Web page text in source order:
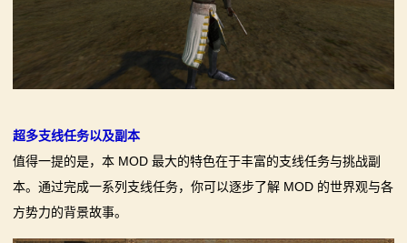
超多支线任务以及副本
值得一提的是，本 MOD 最大的特色在于丰富的支线任务与挑战副
本。通过完成一系列支线任务，你可以逐步了解 MOD 的世界观与各
方势力的背景故事。